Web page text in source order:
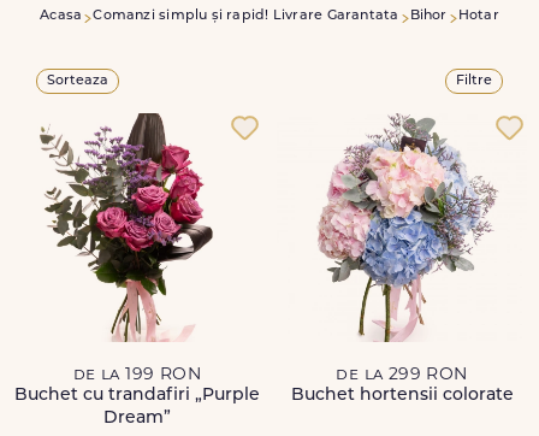
Acasa Comanzi simplu și rapid! Livrare Garantata Bihor Hotar
Sorteaza Filtre
de la 199 RON
Buchet cu trandafiri „Purple
Dream”
de la 299 RON
Buchet hortensii colorate